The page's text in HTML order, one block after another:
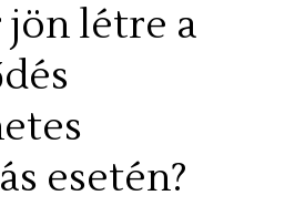
létre a
esetén?